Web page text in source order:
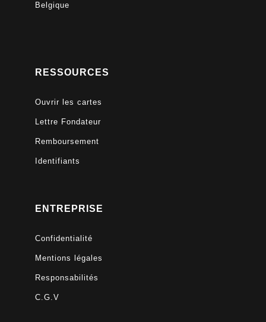
Belgique
RESSOURCES
Ouvrir les cartes
Lettre Fondateur
Remboursement
Identifiants
ENTREPRISE
Confidentialité
Mentions légales
Responsabilités
C.G.V